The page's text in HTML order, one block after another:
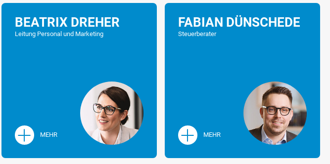
BEATRIX DREHER
Leitung Personal und Marketing
MEHR
FABIAN DÜNSCHEDE
Steuerberater
MEHR